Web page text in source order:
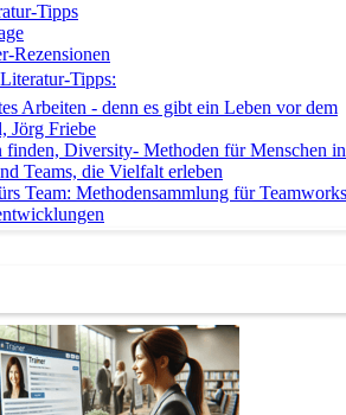
Tipps
Rezensionen
Literatur-Tipps:
Arbeiten - denn es gibt ein Leben vor dem
Jörg Friebe
finden, Diversity- Methoden für Menschen in
Teams, die Vielfalt erleben
Team: Methodensammlung für